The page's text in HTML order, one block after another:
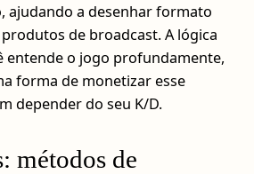
ajudando a desenhar formato
de broadcast. A lógica
entende o jogo profundamente,
forma de monetizar esse
depender do seu K/D.
métodos de